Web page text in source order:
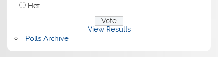
Нет
View Results
Polls Archive